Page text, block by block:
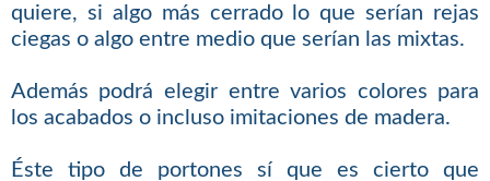
quiere, si algo más cerrado lo que serían rejas
ciegas o algo entre medio que serían las mixtas.
Además podrá elegir entre varios colores para
los acabados o incluso imitaciones de madera.
Éste tipo de portones sí que es cierto que